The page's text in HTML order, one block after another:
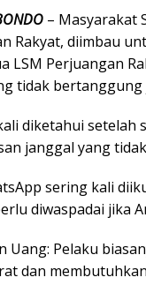
– Masyarakat
Rakyat, diimbau
LSM Perjuangan
tidak bertanggung
diketahui
janggal yang
sering kali
diwaspadai jika
Uang: Pelaku
dan